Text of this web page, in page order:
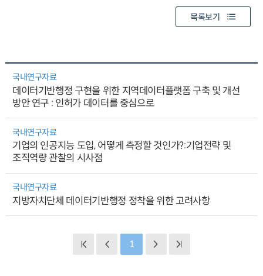
목록보기
국내연구자료
데이터기반행정 구현을 위한 지역데이터플랫폼 구축 및 개선
방안 연구 : 인허가 데이터를 중심으로
국내연구자료
기업의 인공지능 도입, 어떻게 측정할 것인가?:기업전략 및
조직역량 관찰의 시사점
국내연구자료
지방자치단체 데이터기반행정 정착을 위한 고려사항
1